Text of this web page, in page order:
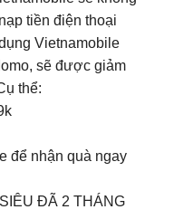
tiền điện thoại
Vietnamobile
sẽ được giảm
thể:
để nhận quà ngay
ĐÃ 2 THÁNG